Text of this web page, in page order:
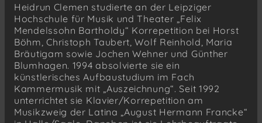
Heidrun Clemen studierte an der Leipziger
Hochschule für Musik und Theater „Felix
Mendelssohn Bartholdy“ Korrepetition bei Horst
Böhm, Christoph Taubert, Wolf Reinhold, Maria
Bräutigam sowie Jochen Wehner und Günther
Blumhagen. 1994 absolvierte sie ein
künstlerisches Aufbaustudium im Fach
Kammermusik mit „Auszeichnung“. Seit 1992
unterrichtet sie Klavier/Korrepetition am
Musikzweig der Latina „August Hermann Francke“